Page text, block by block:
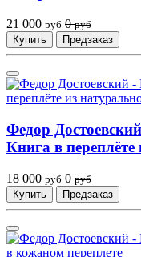
21 000 руб 0 руб
Купить
Предзаказ
Федор
Книга в
18 000 руб 0 руб
Купить
Предзаказ